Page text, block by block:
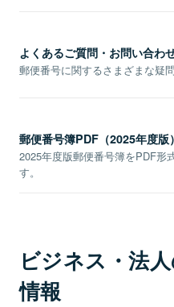
よくあるご質問・お問い合わ
郵便番号に関するさまざまな疑
郵便番号簿PDF（2025年度版）
2025年度版郵便番号簿をPDF形
す。
ビジネス・法
情報